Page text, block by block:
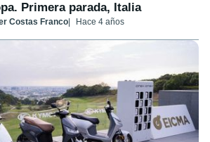
Primera parada, Italia
Costas Franco Hace 4 años